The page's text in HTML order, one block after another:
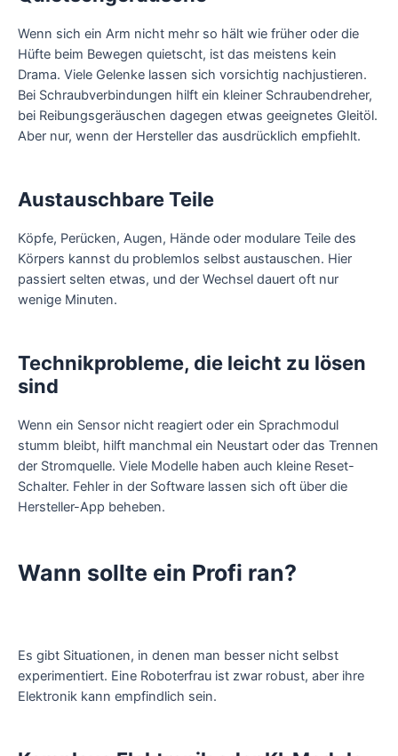
Wenn sich ein Arm nicht mehr so hält wie früher oder die
Hüfte beim Bewegen quietscht, ist das meistens kein
Drama. Viele Gelenke lassen sich vorsichtig nachjustieren.
Bei Schraubverbindungen hilft ein kleiner Schraubendreher,
bei Reibungsgeräuschen dagegen etwas geeignetes Gleitöl.
Aber nur, wenn der Hersteller das ausdrücklich empfiehlt.
Austauschbare Teile
Köpfe, Perücken, Augen, Hände oder modulare Teile des
Körpers kannst du problemlos selbst austauschen. Hier
passiert selten etwas, und der Wechsel dauert oft nur
wenige Minuten.
Technikprobleme, die leicht zu lösen
sind
Wenn ein Sensor nicht reagiert oder ein Sprachmodul
stumm bleibt, hilft manchmal ein Neustart oder das Trennen
der Stromquelle. Viele Modelle haben auch kleine Reset-
Schalter. Fehler in der Software lassen sich oft über die
Hersteller-App beheben.
Wann sollte ein Profi ran?
Es gibt Situationen, in denen man besser nicht selbst
experimentiert. Eine Roboterfrau ist zwar robust, aber ihre
Elektronik kann empfindlich sein.